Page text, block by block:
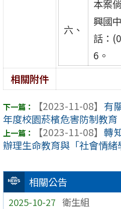
相關公告
2025-10-27 衛生組
六、
本案
興國
話：
6。
相關附件
【2023-11-08】 有
年度校園菸檳危害防制教育
【2023-11-08】 轉
辦理生命教育與「社會情緒